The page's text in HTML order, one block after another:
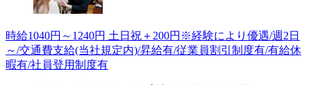
時給1040円～1240円 土日祝＋200円※経験により優遇/週2日
～/交通費支給(当社規定内)/昇給有/従業員割引制度有/有給休
暇有/社員登用制度有